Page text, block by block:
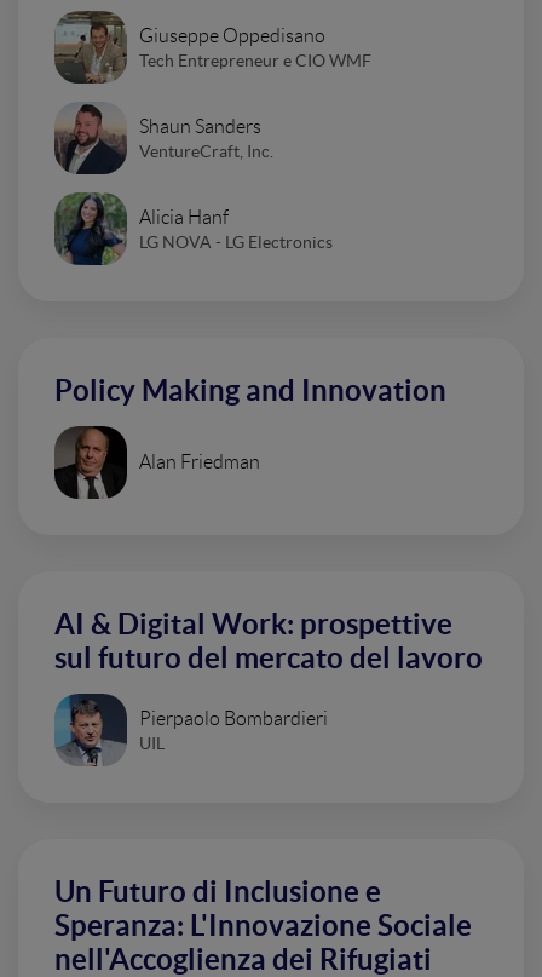
Giuseppe Oppedisano
Tech Entrepreneur e CIO WMF
Shaun Sanders
VentureCraft, Inc.
Alicia Hanf
LG NOVA - LG Electronics
Policy Making and Innovation
Alan Friedman
AI & Digital Work: prospettive
sul futuro del mercato del lavoro
Pierpaolo Bombardieri
UIL
Un Futuro di Inclusione e
Speranza: L'Innovazione Sociale
nell'Accoglienza dei Rifugiati